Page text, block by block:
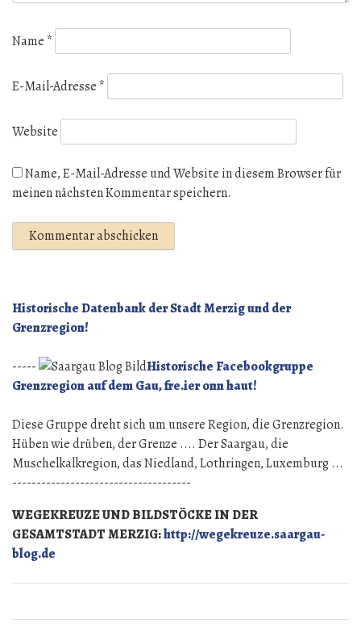
Name *
E-Mail-Adresse *
Website
Name, E-Mail-Adresse und Website in diesem Browser für
meinen nächsten Kommentar speichern.
Historische Datenbank der Stadt Merzig und der
Grenzregion!
-----
Historische Facebookgruppe
Grenzregion auf dem Gau, fre.ier onn haut!
Diese Gruppe dreht sich um unsere Region, die Grenzregion.
Hüben wie drüben, der Grenze .... Der Saargau, die
Muschelkalkregion, das Niedland, Lothringen, Luxemburg ...
-------------------------------------
WEGEKREUZE UND BILDSTÖCKE IN DER
GESAMTSTADT MERZIG:http://wegekreuze.saargau-
blog.de